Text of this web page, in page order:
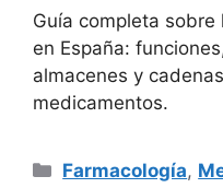
Guía completa
en España:
almacenes y
medicamentos.
Categorías
Farmacología,